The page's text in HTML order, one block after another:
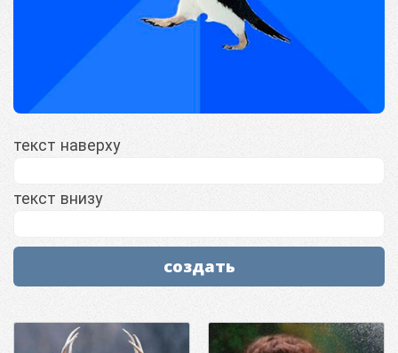
текст наверху
текст внизу